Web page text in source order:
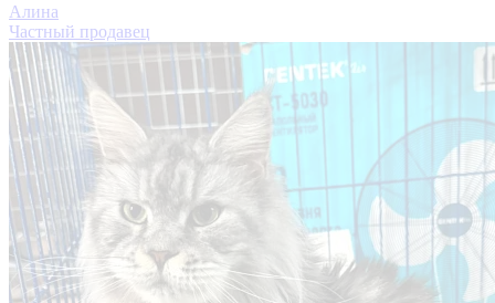
Алина
Частный продавец